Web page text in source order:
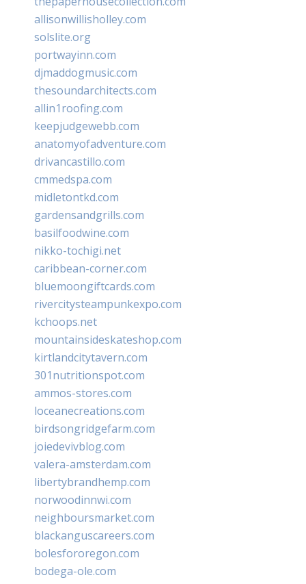
allisonwillisholley.com
solslite.org
portwayinn.com
djmaddogmusic.com
thesoundarchitects.com
allin1roofing.com
keepjudgewebb.com
anatomyofadventure.com
drivancastillo.com
cmmedspa.com
midletontkd.com
gardensandgrills.com
basilfoodwine.com
nikko-tochigi.net
caribbean-corner.com
bluemoongiftcards.com
rivercitysteampunkexpo.com
kchoops.net
mountainsideskateshop.com
kirtlandcitytavern.com
301nutritionspot.com
ammos-stores.com
loceanecreations.com
birdsongridgefarm.com
joiedevivblog.com
valera-amsterdam.com
libertybrandhemp.com
norwoodinnwi.com
neighboursmarket.com
blackanguscareers.com
bolesfororegon.com
bodega-ole.com